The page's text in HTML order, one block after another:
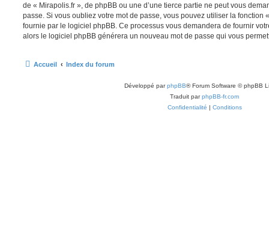
de « Mirapolis.fr », de phpBB ou une d’une tierce partie ne peut vous
passe. Si vous oubliez votre mot de passe, vous pouvez utiliser la fonction
fournie par le logiciel phpBB. Ce processus vous demandera de fournir
alors le logiciel phpBB générera un nouveau mot de passe qui vous
Accueil Index du forum
Développé parphpBB® Forum Software © phpBB
Traduit parphpBB-fr.com
Confidentialité | Conditions